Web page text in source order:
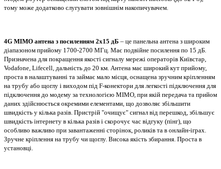
тому може додатково слугувати зовнішнім накопичувачем.
4G MIMO антена з посиленням 2x15 дБ – це панельна антена з широким
діапазоном прийому 1700-2700 МГц. Має подвійне посилення по 15 дБ.
Призначена для покращення якості сигналу мережі операторів Київстар,
Vodafone, Lifecell, дальність до 20 км. Антена має широкий кут прийому,
проста в налаштуванні та займає мало місця, оснащена зручним кріпленням
на трубу або щоглу і виходом під F-конектори для легкості підключення для
підключення до модему за технологією MIMO, при якій передача та прийом
даних здійснюється окремими елементами, що дозволяє збільшити
швидкість у кілька разів. Пристрій "очищує" сигнал від перешкод, збільшує
швидкість інтернету в кілька разів і скорочує час відгуку (пінг), що
особливо важливо при завантаженні сторінок, роликів та в онлайн-іграх.
Зручне кріплення на трубу чи щоглу. Висока якість збирання. Проста в
установці.